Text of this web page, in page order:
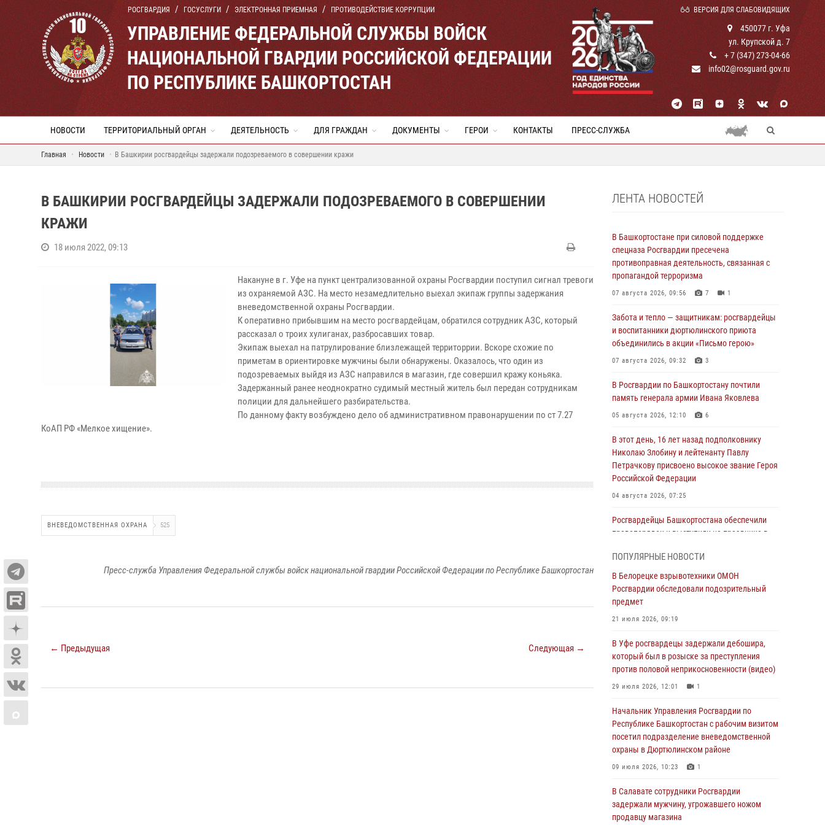
РОСГВАРДИЯ ГОСУСЛУГИ ЭЛЕКТРОННАЯ ПРИЕМНАЯ ПРОТИВОДЕЙСТВИЕ КОРРУПЦИИ ВЕРСИЯ ДЛЯ СЛАБОВИДЯЩИХ
УПРАВЛЕНИЕ ФЕДЕРАЛЬНОЙ СЛУЖБЫ ВОЙСК
НАЦИОНАЛЬНОЙ ГВАРДИИ РОССИЙСКОЙ ФЕДЕРАЦИИ
ПО РЕСПУБЛИКЕ БАШКОРТОСТАН
450077 г. Уфа
ул. Крупской д. 7
+ 7 (347) 273-04-66
info02@rosguard.gov.ru
НОВОСТИ ТЕРРИТОРИАЛЬНЫЙ ОРГАН ДЕЯТЕЛЬНОСТЬ ДЛЯ ГРАЖДАН ДОКУМЕНТЫ ГЕРОИ КОНТАКТЫ ПРЕСС-СЛУЖБА
Главная Новости В Башкирии росгвардейцы задержали подозреваемого в совершении кражи
В БАШКИРИИ РОСГВАРДЕЙЦЫ ЗАДЕРЖАЛИ ПОДОЗРЕВАЕМОГО В СОВЕРШЕНИИ
КРАЖИ
18 июля 2022, 09:13
Накануне в г. Уфе на пункт централизованной охраны Росгвардии поступил сигнал тревоги
из охраняемой АЗС. На место незамедлительно выехал экипаж группы задержания
вневедомственной охраны Росгвардии.
К оперативно прибывшим на место росгвардейцам, обратился сотрудник АЗС, который
рассказал о троих хулиганах, разбросавших товар.
Экипаж выехал на патрулирование близлежащей территоррии. Вскоре схожие по
приметам в ориентировке мужчины были обнаружены. Оказалось, что один из
подозреваемых выйдя из АЗС направился в магазин, где совершил кражу коньяка.
Задержанный ранее неоднократно судимый местный житель был передан сотрудникам
полиции для дальнейшего разбирательства.
По данному факту возбуждено дело об административном правонарушении по ст 7.27
КоАП РФ «Мелкое хищение».
ВНЕВЕДОМСТВЕННАЯ ОХРАНА 525
Пресс-служба Управления Федеральной службы войск национальной гвардии Российской Федерации по Республике Башкортостан
← Предыдущая Следующая →
ЛЕНТА НОВОСТЕЙ
В Башкортостане при силовой поддержке
спецназа Росгвардии пресечена
противоправная деятельность, связанная с
пропагандой терроризма
07 августа 2026, 09:56 7 1
Забота и тепло — защитникам: росгвардейцы
и воспитанники дюртюлинского приюта
объединились в акции «Письмо герою»
07 августа 2026, 09:32 3
В Росгвардии по Башкортостану почтили
память генерала армии Ивана Яковлева
05 августа 2026, 12:10 6
В этот день, 16 лет назад подполковнику
Николаю Злобину и лейтенанту Павлу
Петрачкову присвоено высокое звание Героя
Российской Федерации
04 августа 2026, 07:25
Росгвардейцы Башкортостана обеспечили
правопорядок и выступили на празднике в
За героями - будущее: В Башкортостане
стартовала акция Росгвардии "Письмо
В Башкирии росгвардейцы провели
волейбольный турнир на открытом воздухе
03 августа 2026, 04:29
В Уфе росгвардейцы по горячим следам
задержали подозреваемого в открытом
хищении из аптеки (видео)
03 августа 2026, 04:15 1
комплектования Росгвардии Башкортостана
ответил на вопросы граждан
30 июля 2026, 12:54
ПОПУЛЯРНЫЕ НОВОСТИ
В Белорецке взрывотехники ОМОН
Росгвардии обследовали подозрительный
предмет
21 июля 2026, 09:19
В Уфе росгвардецы задержали дебошира,
который был в розыске за преступления
против половой неприкосновенности (видео)
29 июля 2026, 12:01 1
Начальник Управления Росгвардии по
Республике Башкортостан с рабочим визитом
посетил подразделение вневедомственной
охраны в Дюртюлинском районе
09 июля 2026, 10:23 1
В Салавате сотрудники Росгвардии
задержали мужчину, угрожавшего ножом
продавцу магазина